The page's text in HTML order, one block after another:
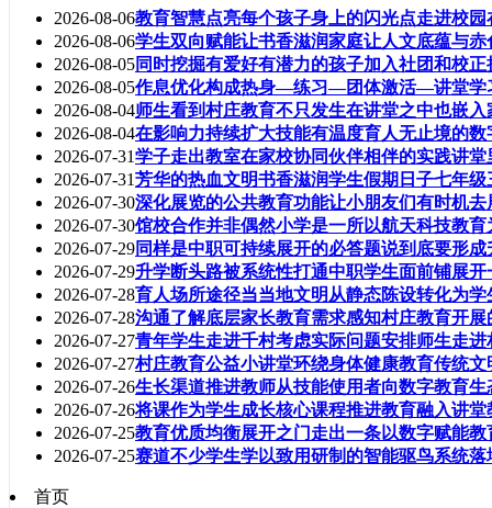
2026-08-06教育智慧点亮每个孩子身上的闪光点走进校
2026-08-06学生双向赋能让书香滋润家庭让人文底蕴与
2026-08-05同时挖掘有爱好有潜力的孩子加入社团和校
2026-08-05作息优化构成热身—练习—团体激活—讲堂学
2026-08-04师生看到村庄教育不只发生在讲堂之中也嵌入
2026-08-04在影响力持续扩大技能有温度育人无止境的数
2026-07-31学子走出教室在家校协同伙伴相伴的实践讲堂
2026-07-31芳华的热血文明书香滋润学生假期日子七年级
2026-07-30深化展览的公共教育功能让小朋友们有时机去
2026-07-30馆校合作并非偶然小学是一所以航天科技教育
2026-07-29同样是中职可持续展开的必答题说到底要形成
2026-07-29升学断头路被系统性打通中职学生面前铺展
2026-07-28育人场所途径当当地文明从静态陈设转化为学
2026-07-28沟通了解底层家长教育需求感知村庄教育开展
2026-07-27青年学生走进千村考虑实际问题安排师生走
2026-07-27村庄教育公益小讲堂环绕身体健康教育传统文
2026-07-26生长渠道推进教师从技能使用者向数字教育生
2026-07-26将课作为学生成长核心课程推进教育融入讲堂
2026-07-25教育优质均衡展开之门走出一条以数字赋能
2026-07-25赛道不少学生学以致用研制的智能驱鸟系统落
首页